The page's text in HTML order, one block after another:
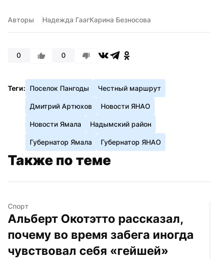
Авторы Надежда ГаагКарина Безносова
0 0
Теги: Поселок Пангоды Честный маршрут
Дмитрий Артюхов Новости ЯНАО
Новости Ямала Надымский район
Губернатор Ямала Губернатор ЯНАО
Также по теме
Спорт
Альберт Окотэтто рассказал,
почему во время забега иногда
чувствовал себя «гейшей»